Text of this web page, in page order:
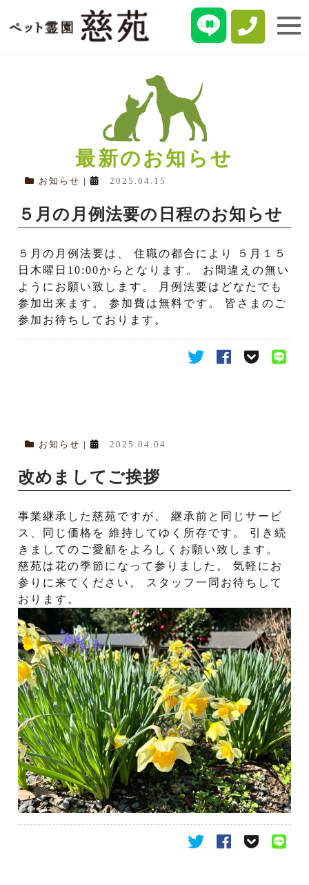
最新のお知らせ
５月の月例法要の日程のお知らせ
お知らせ | 2025.04.15
５月の月例法要は、 住職の都合により ５月１５
日木曜日10:00からとなります。 お間違えの無い
ようにお願い致します。 月例法要はどなたでも
参加出来ます。 参加費は無料です。 皆さまのご
参加お待ちしております。
改めましてご挨拶
お知らせ | 2025.04.04
事業継承した慈苑ですが、 継承前と同じサービ
ス、同じ価格を 維持してゆく所存です。 引き続
きましてのご愛顧をよろしくお願い致します。
慈苑は花の季節になって参りました。 気軽にお
参りに来てください。 スタッフ一同お待ちして
おります。